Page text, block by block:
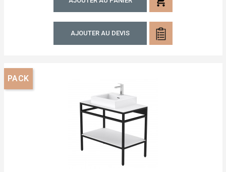
AJOUTER AU DEVIS
PACK